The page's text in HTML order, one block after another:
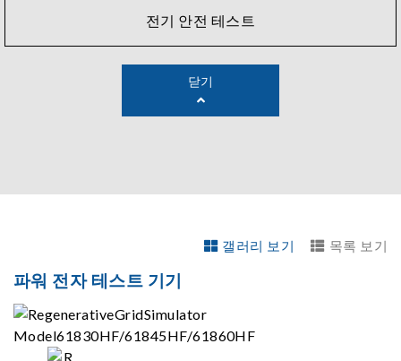
전기 안전 테스트
닫기
갤러리 보기 목록 보기
파워 전자 테스트 기기